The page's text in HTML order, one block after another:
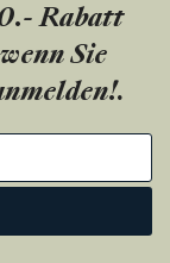
Rabatt
Sie
.